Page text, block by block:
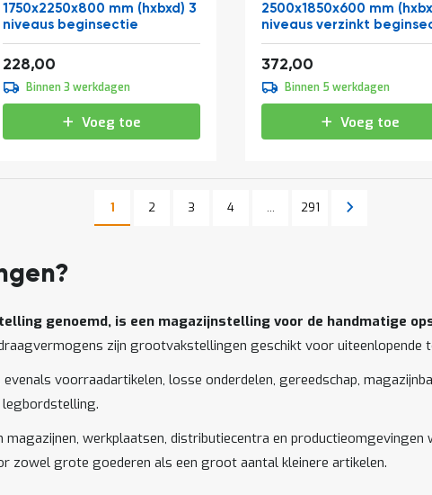
1750x2250x800 mm (hxbxd) 3
niveaus beginsectie
Vanaf
228,00
Binnen 3 werkdagen
Voeg toe
2500x1850x600 mm
niveaus verzinkt
met voorgemonteerde
frames
Vanaf
372,00
Binnen 5 werkdagen
Voeg toe
Pagina
U lees momenteel pagina
1 Pagina
2 Pagina
3 Pagina
4 ... Pagina
291 Pagina
Volgende
genoemd, is een magazijnstelling voor de handmatige
zijn grootvakstellingen geschikt voor uiteenlopende
voorraadartikelen, losse onderdelen, gereedschap,
legbordstelling.
werkplaatsen, distributiecentra en
zowel grote goederen als een groot aantal kleinere artikelen.